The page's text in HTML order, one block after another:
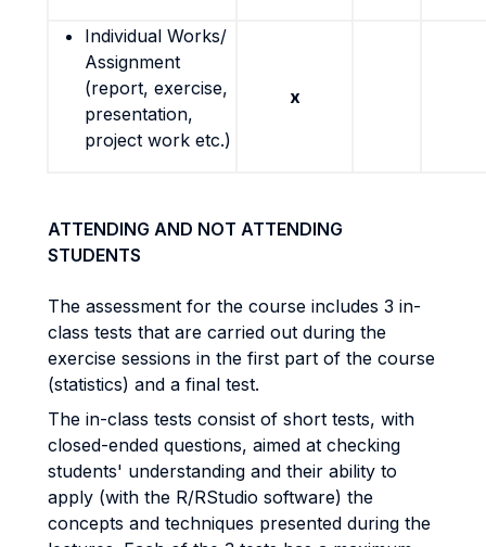
Individual Works/
Assignment
(report, exercise,
presentation,
project work etc.)
x
ATTENDING AND NOT ATTENDING
STUDENTS
The assessment for the course includes 3 in-
class tests that are carried out during the
exercise sessions in the first part of the course
(statistics) and a final test.
The in-class tests consist of short tests, with
closed-ended questions, aimed at checking
students' understanding and their ability to
apply (with the R/RStudio software) the
concepts and techniques presented during the